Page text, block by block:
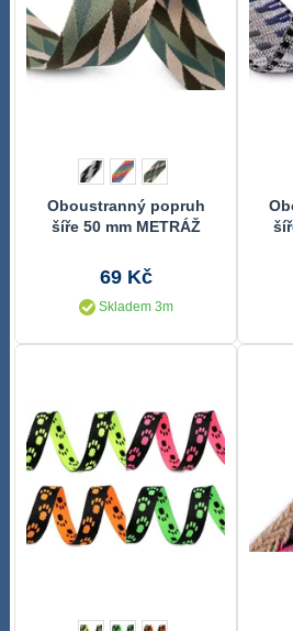
Oboustranný popruh
šíře 50 mm METRÁŽ
69 Kč
Skladem 3m